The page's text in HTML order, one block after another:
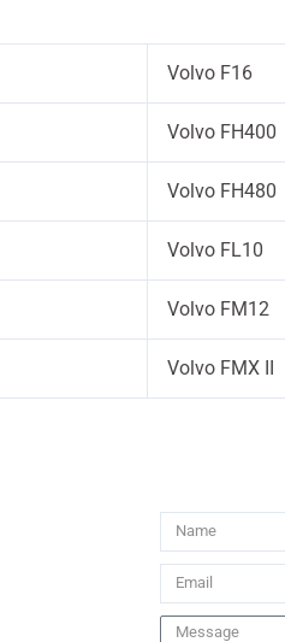
Volvo F16
Volvo FH400
Volvo FH480
Volvo FL10
Volvo FM12
Volvo FMX II
Name
Email
Message